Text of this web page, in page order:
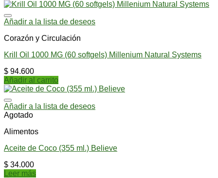
Añadir a la lista de deseos
Corazón y Circulación
Krill Oil 1000 MG (60 softgels) Millenium Natural Systems
$ 94.600
Añadir al carrito
Añadir a la lista de deseos
Agotado
Alimentos
Aceite de Coco (355 ml.) Believe
$ 34.000
Leer más